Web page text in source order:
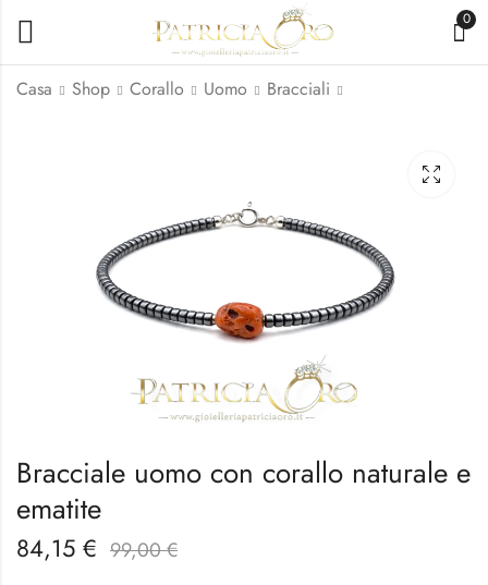
0
Casa Shop Corallo Uomo Bracciali
Sciacca Uomo con
Corallo Naturale
Bracciale uomo con corallo naturale e
ematite
84,15 € 99,00€